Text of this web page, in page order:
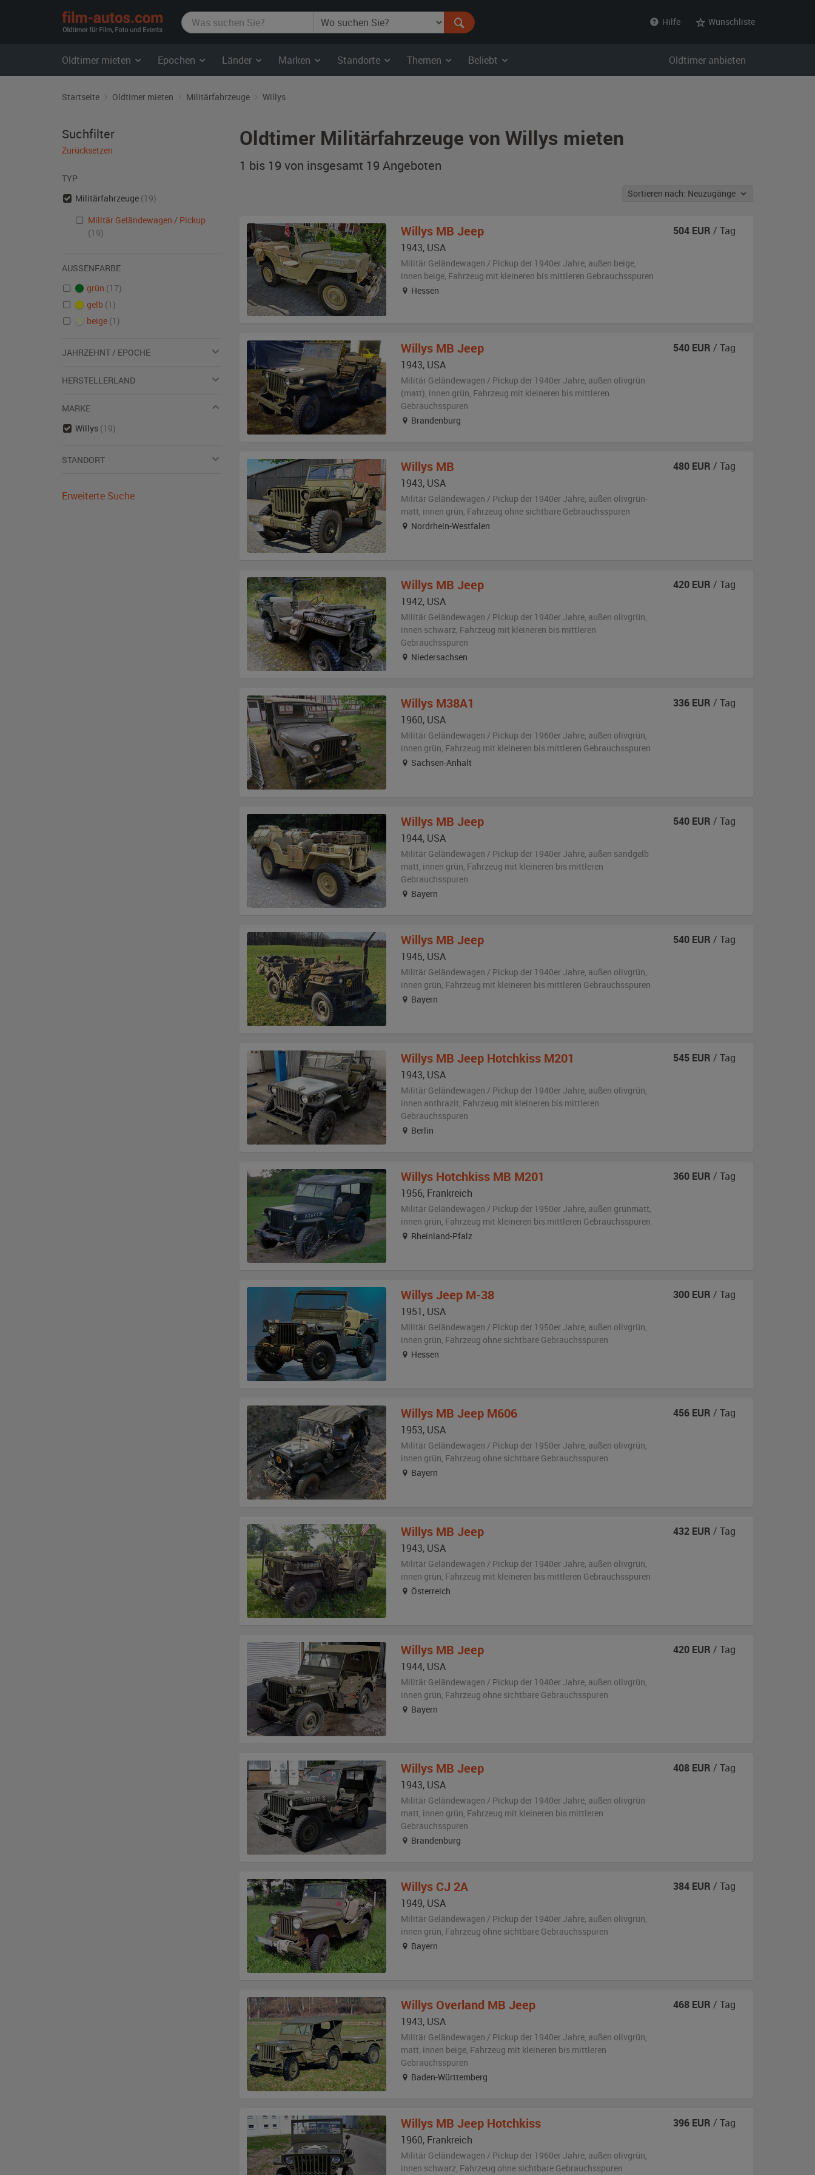
film-
autos.com
Hilfe Wunschliste
Oldtimer mieten Epochen Länder Marken Standorte Themen Beliebt Oldtimer anbieten
Startseite Oldtimer mieten Militärfahrzeuge Willys
Oldtimer Militärfahrzeuge von Willys mieten
1 bis 19 von insgesamt 19 Angeboten
Sortieren nach: Neuzugänge
Willys MB Jeep
1943, USA
Militär Geländewagen / Pickup der 1940er Jahre, außen beige,
innen beige, Fahrzeug mit kleineren bis mittleren Gebrauchsspuren
Hessen
504 EUR / Tag
Willys MB Jeep
1943, USA
Militär Geländewagen / Pickup der 1940er Jahre, außen olivgrün
(matt), innen grün, Fahrzeug mit kleineren bis mittleren
Gebrauchsspuren
Brandenburg
540 EUR / Tag
Willys MB
1943, USA
Militär Geländewagen / Pickup der 1940er Jahre, außen olivgrün-
matt, innen grün, Fahrzeug ohne sichtbare Gebrauchsspuren
Nordrhein-Westfalen
480 EUR / Tag
Willys MB Jeep
1942, USA
Militär Geländewagen / Pickup der 1940er Jahre, außen olivgrün,
innen schwarz, Fahrzeug mit kleineren bis mittleren
Gebrauchsspuren
Niedersachsen
420 EUR / Tag
Willys M38A1
1960, USA
Militär Geländewagen / Pickup der 1960er Jahre, außen olivgrün,
innen grün, Fahrzeug mit kleineren bis mittleren Gebrauchsspuren
Sachsen-Anhalt
336 EUR / Tag
Willys MB Jeep
1944, USA
Militär Geländewagen / Pickup der 1940er Jahre, außen sandgelb
matt, innen grün, Fahrzeug mit kleineren bis mittleren
Gebrauchsspuren
Bayern
540 EUR / Tag
Willys MB Jeep
1945, USA
Militär Geländewagen / Pickup der 1940er Jahre, außen olivgrün,
innen grün, Fahrzeug mit kleineren bis mittleren Gebrauchsspuren
Bayern
540 EUR / Tag
Willys MB Jeep Hotchkiss M201
1943, USA
Militär Geländewagen / Pickup der 1940er Jahre, außen olivgrün,
innen anthrazit, Fahrzeug mit kleineren bis mittleren
Gebrauchsspuren
Berlin
545 EUR / Tag
Willys Hotchkiss MB M201
1956, Frankreich
Militär Geländewagen / Pickup der 1950er Jahre, außen grünmatt,
innen grün, Fahrzeug mit kleineren bis mittleren Gebrauchsspuren
Rheinland-Pfalz
360 EUR / Tag
Willys Jeep M-38
1951, USA
Militär Geländewagen / Pickup der 1950er Jahre, außen olivgrün,
innen grün, Fahrzeug ohne sichtbare Gebrauchsspuren
Hessen
300 EUR / Tag
Willys MB Jeep M606
1953, USA
Militär Geländewagen / Pickup der 1950er Jahre, außen olivgrün,
innen grün, Fahrzeug ohne sichtbare Gebrauchsspuren
Bayern
456 EUR / Tag
Willys MB Jeep
1943, USA
Militär Geländewagen / Pickup der 1940er Jahre, außen olivgrün,
innen grün, Fahrzeug mit kleineren bis mittleren Gebrauchsspuren
Österreich
432 EUR / Tag
Willys MB Jeep
1944, USA
Militär Geländewagen / Pickup der 1940er Jahre, außen olivgrün,
innen grün, Fahrzeug ohne sichtbare Gebrauchsspuren
Bayern
420 EUR / Tag
Willys MB Jeep
1943, USA
Militär Geländewagen / Pickup der 1940er Jahre, außen olivgrün
matt, innen grün, Fahrzeug mit kleineren bis mittleren
Gebrauchsspuren
Brandenburg
408 EUR / Tag
Willys CJ 2A
1949, USA
Militär Geländewagen / Pickup der 1940er Jahre, außen olivgrün,
innen grün, Fahrzeug ohne sichtbare Gebrauchsspuren
Bayern
384 EUR / Tag
Willys Overland MB Jeep
1943, USA
Militär Geländewagen / Pickup der 1940er Jahre, außen olivgrün,
matt, innen beige, Fahrzeug mit kleineren bis mittleren
Gebrauchsspuren
Baden-Württemberg
468 EUR / Tag
Willys MB Jeep Hotchkiss
1960, Frankreich
Militär Geländewagen / Pickup der 1960er Jahre, außen olivgrün,
innen schwarz, Fahrzeug ohne sichtbare Gebrauchsspuren
396 EUR / Tag
Suchfilter
Zurücksetzen
TYP
Militärfahrzeuge (19)
Militär Geländewagen / Pickup
(19)
AUSSENFARBE
grün (17)
gelb (1)
beige (1)
JAHRZEHNT / EPOCHE
HERSTELLERLAND
MARKE
Willys (19)
STANDORT
Erweiterte Suche